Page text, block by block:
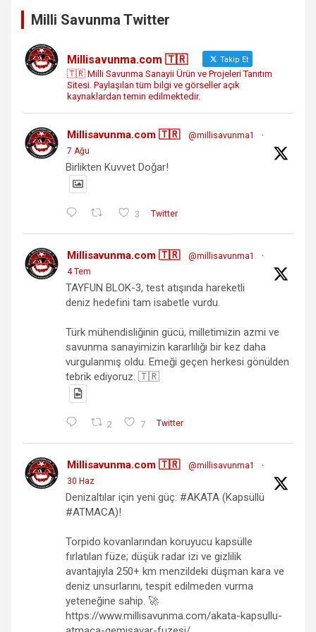
Milli Savunma Twitter
Millisavunma.com 🇹🇷 Takip Et
🇹🇷 Milli Savunma Sanayii Ürün ve Projeleri Tanıtım
Sitesi. Paylaşılan tüm bilgi ve görseller açık
kaynaklardan temin edilmektedir.
Millisavunma.com 🇹🇷 @millisavunma1
·
7 Ağu
Birlikten Kuvvet Doğar!
3 Twitter
Millisavunma.com 🇹🇷 @millisavunma1
·
4 Tem
TAYFUN BLOK-3, test atışında hareketli
deniz hedefini tam isabetle vurdu.
Türk mühendisliğinin gücü, milletimizin azmi ve
savunma sanayimizin kararlılığı bir kez daha
vurgulanmış oldu. Emeği geçen herkesi gönülden
tebrik ediyoruz. 🇹🇷
2 7 Twitter
Millisavunma.com 🇹🇷 @millisavunma1
·
30 Haz
Denizaltılar için yeni güç: #AKATA (Kapsüllü
#ATMACA)!
Torpido kovanlarından koruyucu kapsülle
fırlatılan füze; düşük radar izi ve gizlilik
avantajıyla 250+ km menzildeki düşman kara ve
deniz unsurlarını, tespit edilmeden vurma
yeteneğine sahip. 🚀
https://www.millisavunma.com/akata-kapsullu-